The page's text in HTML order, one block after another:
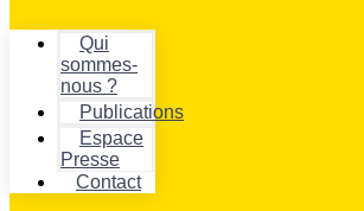
Qui
sommes-
nous ?
Publications
Espace
Presse
Contact